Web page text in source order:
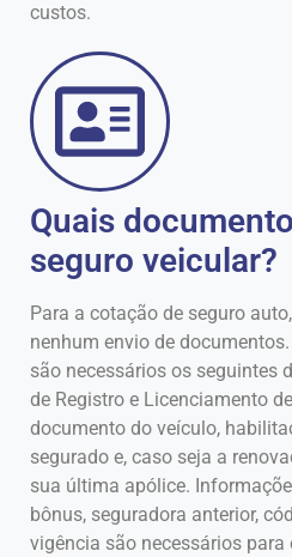
custos.
Quais
seguro veicular?
Para a cotação de seguro
nenhum envio de
são necessários os seguintes
de Registro e Licenciamento
documento do veículo,
segurado e, caso seja a
sua última apólice.
bônus, seguradora anterior,
vigência são necessários